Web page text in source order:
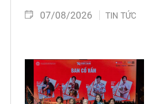
07/08/2026 TIN TỨC